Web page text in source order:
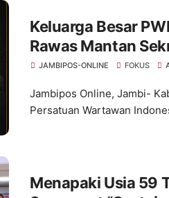
Keluarga Besar
Rawas Mantan
Usia
JAMBIPOS-ONLINE FOKUS
Jambipos Online, Jambi-
Persatuan Wartawan
Menapaki Usia 59